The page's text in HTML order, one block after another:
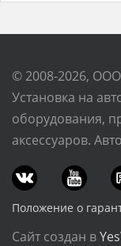
© 2008-2026, ООО
Установка на
оборудования,
аксессуаров.
Положение о
Сайт создан в